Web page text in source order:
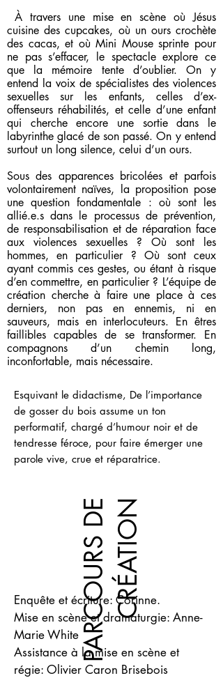
À travers une mise en scène où Jésus
cuisine des cupcakes, où un ours crochète
des cacas, et où Mini Mouse sprinte pour
ne pas s’effacer, le spectacle explore ce
que la mémoire tente d’oublier. On y
entend la voix de spécialistes des violences
sexuelles sur les enfants, celles d’ex-
offenseurs réhabilités, et celle d’une enfant
qui cherche encore une sortie dans le
labyrinthe glacé de son passé. On y entend
surtout un long silence, celui d’un ours.
Sous des apparences bricolées et parfois
volontairement naïves, la proposition pose
une question fondamentale : où sont les
allié.e.s dans le processus de prévention,
de responsabilisation et de réparation face
aux violences sexuelles ? Où sont les
hommes, en particulier ? Où sont ceux
ayant commis ces gestes, ou étant à risque
d’en commettre, en particulier ? L’équipe de
création cherche à faire une place à ces
derniers, non pas en ennemis, ni en
sauveurs, mais en interlocuteurs. En êtres
faillibles capables de se transformer. En
compagnons d’un chemin long,
inconfortable, mais nécessaire.
Esquivant le didactisme, De l’importance
de gosser du bois assume un ton
performatif, chargé d’humour noir et de
tendresse féroce, pour faire émerger une
parole vive, crue et réparatrice.
P
A
R
C
O
U
R
S
D
E
C
R
É
A
T
I
ON
Enquête et écriture: Corinne.
Mise en scène et dramaturgie: Anne-
Marie White
Assistance à la mise en scène et
régie: Olivier Caron Brisebois